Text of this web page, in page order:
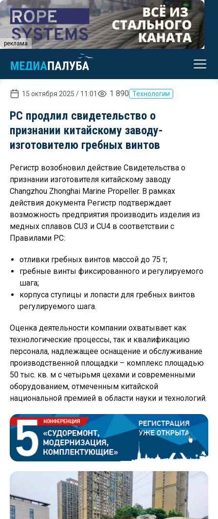
реклама
15 октября 2025 / 11:01 1 890 Технологии
РС продлил свидетельство о
признании китайскому заводу-
изготовителю гребных винтов
Регистр возобновил действие Свидетельства о
признании изготовителя китайскому заводу
Changzhou Zhonghai Marine Propeller. В рамках
действия документа Регистр подтверждает
возможность предприятия производить изделия из
медных сплавов CU3 и CU4 в соответствии с
Правилами РС:
отливки гребных винтов массой до 75 т;
гребные винты фиксированного и регулируемого
шага;
корпуса ступицы и лопасти для гребных винтов
регулируемого шага.
Оценка деятельности компании охватывает как
технологические процессы, так и квалификацию
персонала, надлежащее оснащение и обслуживание
производственной площадки – комплекс площадью
50 тыс. кв. м с четырьмя цехами и современными
оборудованием, отмеченным китайской
национальной премией в области науки и технологий.